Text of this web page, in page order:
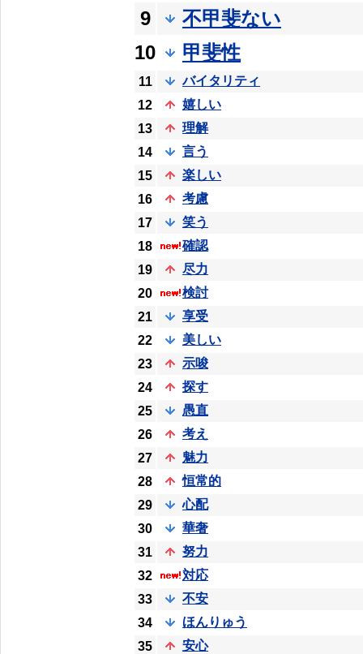
9
不甲斐ない
10
甲斐性
11
バイタリティ
12
嬉しい
13
理解
14
言う
15
楽しい
16
考慮
17
笑う
18
確認
19
尽力
20
検討
21
享受
22
美しい
23
示唆
24
探す
25
愚直
26
考え
27
魅力
28
恒常的
29
心配
30
華奢
31
努力
32
対応
33
不安
34
ほんりゅう
35
安心